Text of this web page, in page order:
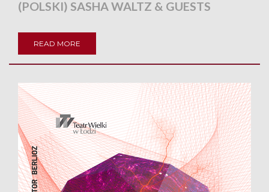
(POLSKI) SASHA WALTZ & GUESTS
READ MORE